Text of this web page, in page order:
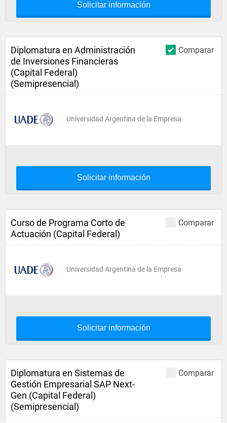
Solicitar información
Comparar
Diplomatura en Administración
de Inversiones Financieras
(Capital Federal)
(Semipresencial)
Universidad Argentina de la Empresa
Solicitar información
Comparar
Curso de Programa Corto de
Actuación (Capital Federal)
Universidad Argentina de la Empresa
Solicitar información
Comparar
Diplomatura en Sistemas de
Gestión Empresarial SAP Next-
Gen (Capital Federal)
(Semipresencial)